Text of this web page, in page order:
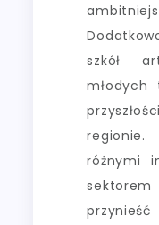
szkół
młodych
regionie.
różnymi